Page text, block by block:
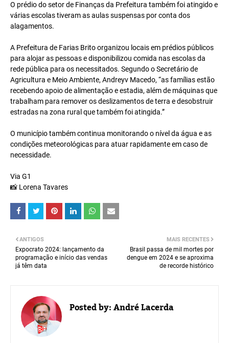
O prédio do setor de Finanças da Prefeitura também foi atingido e
várias escolas tiveram as aulas suspensas por conta dos
alagamentos.
A Prefeitura de Farias Brito organizou locais em prédios públicos
para alojar as pessoas e disponibilizou comida nas escolas da
rede pública para os necessitados. Segundo o Secretário de
Agricultura e Meio Ambiente, Andreyv Macedo, “as famílias estão
recebendo apoio de alimentação e estadia, além de máquinas que
trabalham para remover os deslizamentos de terra e desobstruir
estradas na zona rural que também foi atingida.”
O município também continua monitorando o nível da água e as
condições meteorológicas para atuar rapidamente em caso de
necessidade.
Via G1
📸 Lorena Tavares
MAIS RECENTES
Brasil passa de mil mortes por
dengue em 2024 e se aproxima
de recorde histórico
ANTIGOS
Expocrato 2024: lançamento da
programação e início das vendas
já têm data
Posted by:André Lacerda